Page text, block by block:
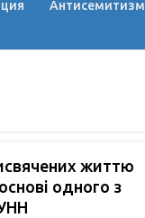
Антисемитизм
життю
одного з